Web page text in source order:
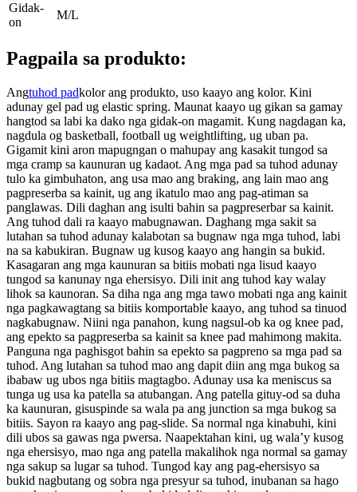
Gidak-
on
M/L
Pagpaila sa produkto:
Angtuhod padkolor ang produkto, uso kaayo ang kolor. Kini
adunay gel pad ug elastic spring. Maunat kaayo ug gikan sa gamay
hangtod sa labi ka dako nga gidak-on magamit. Kung nagdagan ka,
nagdula og basketball, football ug weightlifting, ug uban pa.
Gigamit kini aron mapugngan o mahupay ang kasakit tungod sa
mga cramp sa kaunuran ug kadaot. Ang mga pad sa tuhod adunay
tulo ka gimbuhaton, ang usa mao ang braking, ang lain mao ang
pagpreserba sa kainit, ug ang ikatulo mao ang pag-atiman sa
panglawas. Dili daghan ang isulti bahin sa pagpreserbar sa kainit.
Ang tuhod dali ra kaayo mabugnawan. Daghang mga sakit sa
lutahan sa tuhod adunay kalabotan sa bugnaw nga mga tuhod, labi
na sa kabukiran. Bugnaw ug kusog kaayo ang hangin sa bukid.
Kasagaran ang mga kaunuran sa bitiis mobati nga lisud kaayo
tungod sa kanunay nga ehersisyo. Dili init ang tuhod kay walay
lihok sa kaunoran. Sa diha nga ang mga tawo mobati nga ang kainit
nga pagkawagtang sa bitiis komportable kaayo, ang tuhod sa tinuod
nagkabugnaw. Niini nga panahon, kung nagsul-ob ka og knee pad,
ang epekto sa pagpreserba sa kainit sa knee pad mahimong makita.
Panguna nga paghisgot bahin sa epekto sa pagpreno sa mga pad sa
tuhod. Ang lutahan sa tuhod mao ang dapit diin ang mga bukog sa
ibabaw ug ubos nga bitiis magtagbo. Adunay usa ka meniscus sa
tunga ug usa ka patella sa atubangan. Ang patella gituy-od sa duha
ka kaunuran, gisuspinde sa wala pa ang junction sa mga bukog sa
bitiis. Sayon ra kaayo ang pag-slide. Sa normal nga kinabuhi, kini
dili ubos sa gawas nga pwersa. Naapektahan kini, ug wala’y kusog
nga ehersisyo, mao nga ang patella makalihok nga normal sa gamay
nga sakup sa lugar sa tuhod. Tungod kay ang pag-ehersisyo sa
bukid nagbutang og sobra nga presyur sa tuhod, inubanan sa hago